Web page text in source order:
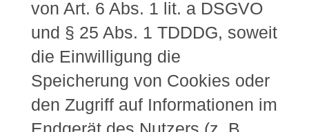
von Art. 6 Abs. 1 lit. a DSGVO
und § 25 Abs. 1 TDDDG, soweit
die Einwilligung die
Speicherung von Cookies oder
den Zugriff auf Informationen im